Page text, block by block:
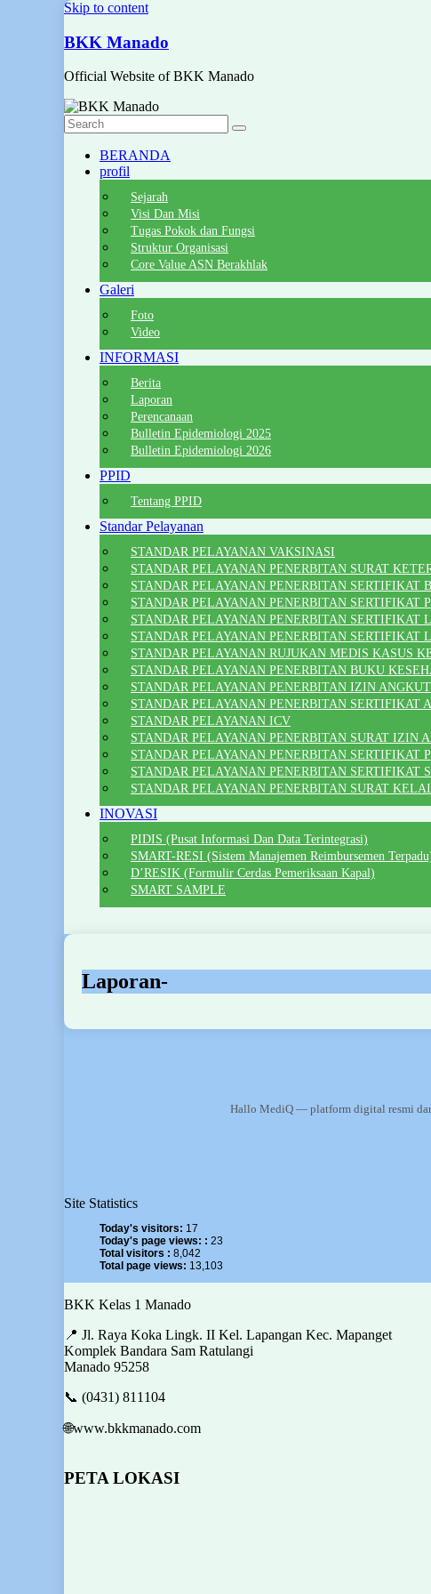
Skip to content
BKK Manado
Official Website of BKK Manado
BERANDA
profil
Sejarah
Visi Dan Misi
Tugas Pokok dan Fungsi
Struktur Organisasi
Core Value ASN Berakhlak
Galeri
Foto
Video
INFORMASI
Berita
Laporan
Perencanaan
Bulletin Epidemiologi 2025
Bulletin Epidemiologi 2026
PPID
Tentang PPID
Standar Pelayanan
STANDAR PELAYANAN VAKSINASI
STANDAR PELAYANAN PENERBITAN SURAT
STANDAR PELAYANAN PENERBITAN SERTIFIKAT
STANDAR PELAYANAN PENERBITAN SERTIFIKAT
STANDAR PELAYANAN PENERBITAN SERTIFIKAT
STANDAR PELAYANAN PENERBITAN
STANDAR PELAYANAN RUJUKAN MEDIS KASUS
STANDAR PELAYANAN PENERBITAN BUKU
STANDAR PELAYANAN PENERBITAN IZIN
STANDAR PELAYANAN PENERBITAN SERTIFIKAT
STANDAR PELAYANAN ICV
STANDAR PELAYANAN PENERBITAN SURAT IZIN
STANDAR PELAYANAN PENERBITAN SERTIFIKAT
STANDAR PELAYANAN PENERBITAN SERTIFIKAT
STANDAR PELAYANAN PENERBITAN SURAT
INOVASI
PIDIS (Pusat Informasi Dan Data Terintegrasi)
SMART-RESI (Sistem Manajemen Reimbursemen
D’RESIK (Formulir Cerdas Pemeriksaan Kapal)
SMART SAMPLE
Laporan-
Hallo MediQ — platform digital resmi
Site Statistics
Today's visitors: 17
Today's page views: : 23
Total visitors : 8,042
Total page views: 13,103
BKK Kelas 1 Manado
📍 Jl. Raya Koka Lingk. II Kel. Lapangan Kec. Mapanget
Komplek Bandara Sam Ratulangi
Manado 95258
📞 (0431) 811104
🌐www.bkkmanado.com
PETA LOKASI